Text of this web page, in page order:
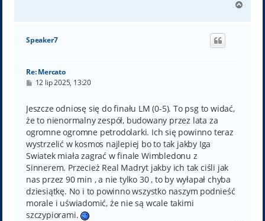
g
Speaker7
Re: Mercato
P
t
12 lip 2025, 13:20
Jeszcze odniosę się do finału LM (0-5). To psg to widać,
że to nienormalny zespół, budowany przez lata za
ogromne ogromne petrodolarki. Ich się powinno teraz
wystrzelić w kosmos najlepiej bo to tak jakby Iga
Swiatek miała zagrać w finale Wimbledonu z
Sinnerem. Przecież Real Madryt jakby ich tak ciśli jak
nas przez 90 min , a nie tylko 30 , to by wyłapał chyba
dziesiątkę. No i to powinno wszystko naszym podnieść
morale i uświadomić, że nie są wcale takimi
szczypiorami.